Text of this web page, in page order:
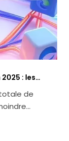
: les
de